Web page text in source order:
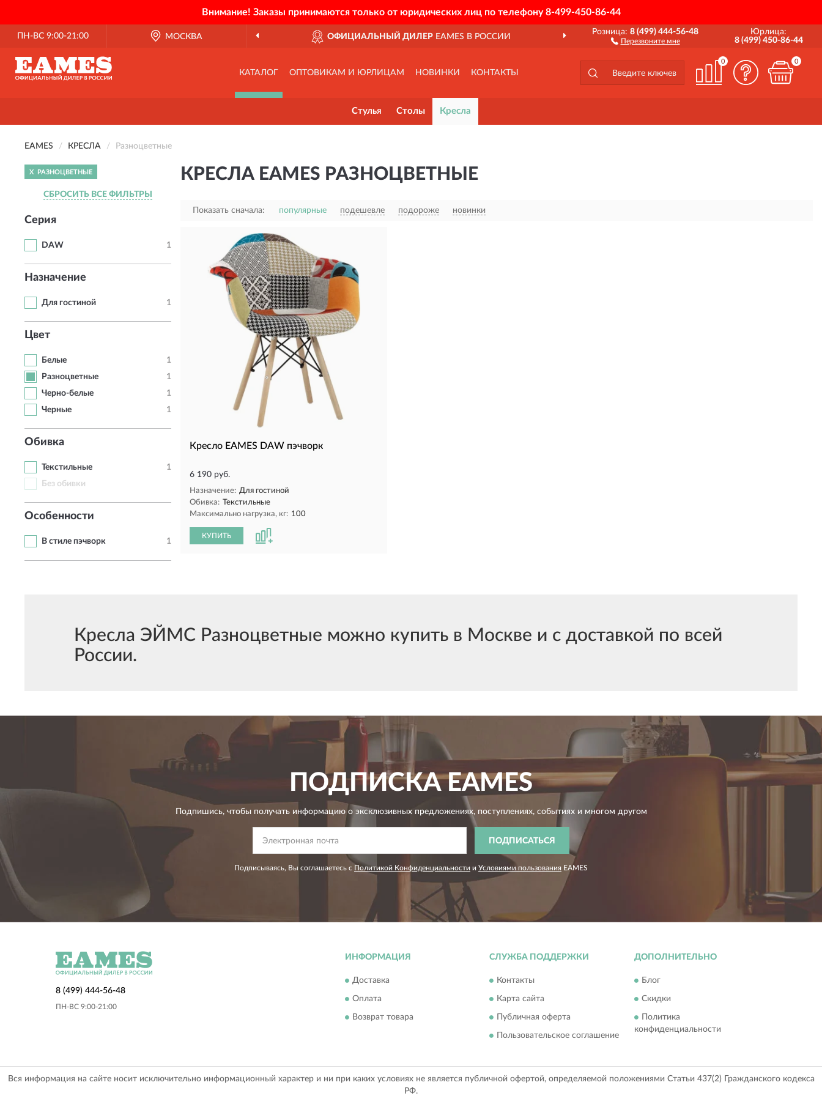
Внимание! Заказы принимаются только от юридических лиц по телефону8-499-450-86-44
ПН-ВС 9:00-21:00 МОСКВА ОФИЦИАЛЬНЫЙ ДИЛЕРEAMES В РОССИИ ДОСТАВИМ ПО ВСЕЙ РОССИИ
Розница:8 (499) 444-56-48
Перезвоните мне
Юрлица:
8 (499) 450-86-44
КАТАЛОГ ОПТОВИКАМ И ЮРЛИЦАМ НОВИНКИ КОНТАКТЫ
0 0
Стулья Столы Кресла
EAMES КРЕСЛА Разноцветные
X РАЗНОЦВЕТНЫЕ
СБРОСИТЬ ВСЕ ФИЛЬТРЫ
Серия
DAW 1
Назначение
Для гостиной 1
Цвет
Белые
1
Разноцветные
1
Черно-белые
1
Черные
1
Обивка
Текстильные
1
Без обивки
Особенности
В стиле пэчворк 1
КРЕСЛА EAMES РАЗНОЦВЕТНЫЕ
Показать сначала: популярные подешевле подороже новинки
Кресло EAMES DAW пэчворк
6 190 руб.
Назначение: Для гостиной
Обивка: Текстильные
Максимально нагрузка, кг: 100
КУПИТЬ
Кресла ЭЙМС Разноцветные можно купить в Москве и с доставкой по всей
России.
ПОДПИСКАEAMES
Подпишись, чтобы получать информацию о эксклюзивных предложениях,поступлениях, событиях и многом другом
ПОДПИСАТЬСЯ
Подписываясь, Вы соглашаетесь с Политикой Конфиденциальности и Условиями пользования EAMES
8 (499) 444-56-48
ПН-ВС 9:00-21:00
ИНФОРМАЦИЯ
Доставка
Оплата
Возврат товара
СЛУЖБА ПОДДЕРЖКИ
Контакты
Карта сайта
Публичная оферта
Пользовательское соглашение
ДОПОЛНИТЕЛЬНО
Блог
Скидки
Политика
конфиденциальности
Вся информация на сайте носит исключительно информационный характер и ни при каких условиях не является публичной офертой, определяемой положениями Статьи 437(2) Гражданского кодекса
РФ.